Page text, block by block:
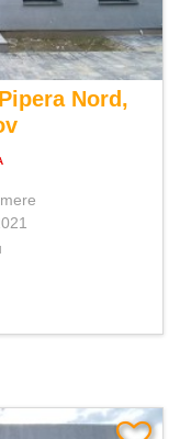
Nord,